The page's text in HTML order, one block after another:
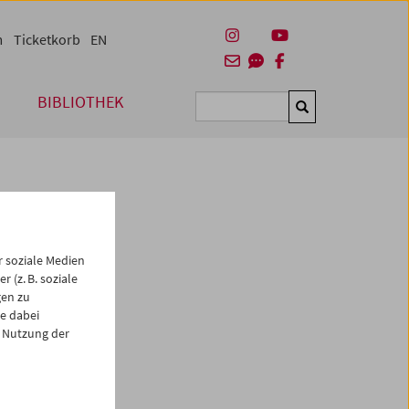
BIBLIOTHEK Suchen
Ticketkorb EN
Medien
(z. B. soziale
zu
dabei
der